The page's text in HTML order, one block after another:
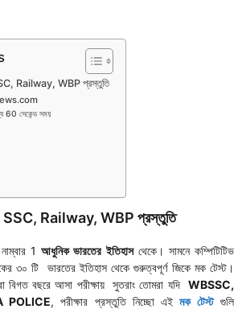
Railway, WBP প্রস্তুতি
60 সেকেন্ড সময়
| SSC, Railway, WBP প্রস্তুতি
1আধুনিক ভারতের ইতিহাসথেকে। সামনে কম্পিটিটিভ
৩০ টি ভারতের ইতিহাস থেকে গুরুত্বপূর্ণ জিকে মক টেস্ট।
বিগত বছরে আসা পরীক্ষায় সুতরাং তোমরা যদি WBSSC,
POLICE, পরীক্ষার প্রস্তুতি নিচ্ছো এইমক টেস্টগুলি